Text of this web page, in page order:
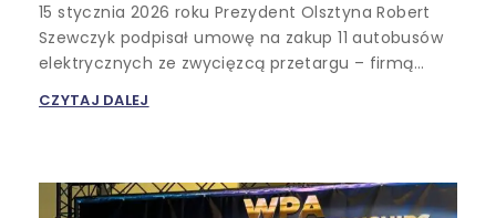
15 stycznia 2026 roku Prezydent Olsztyna Robert
Szewczyk podpisał umowę na zakup 11 autobusów
elektrycznych ze zwycięzcą przetargu – firmą…
CZYTAJ DALEJ